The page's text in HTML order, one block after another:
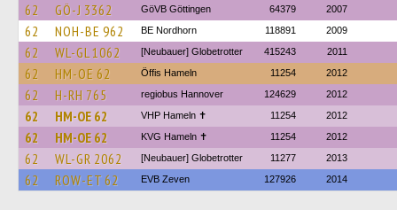
62 GÖ-J 3362 GöVB Göttingen 64379 2007
62 NOH-BE 962 BE Nordhorn 118891 2009
62 WL-GL 1062 [Neubauer] Globetrotter 415243 2011
62 HM-OE 62 Öffis Hameln 11254 2012
62 H-RH 765 regiobus Hannover 124629 2012
62 HM-OE 62 VHP Hameln ✝ 11254 2012
62 HM-OE 62 KVG Hameln ✝ 11254 2012
62 WL-GR 2062 [Neubauer] Globetrotter 11277 2013
62 ROW-ET 62 EVB Zeven 127926 2014